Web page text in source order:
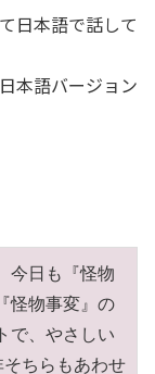
日本語で話して
本語バージョン
今日も『怪物
怪物事変』の
で、やさしい
ちらもあわせ